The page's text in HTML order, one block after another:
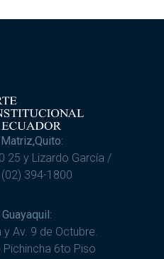
25 y Lizardo García /
(02) 394-1800
y Av. 9 de Octubre.
6to Piso